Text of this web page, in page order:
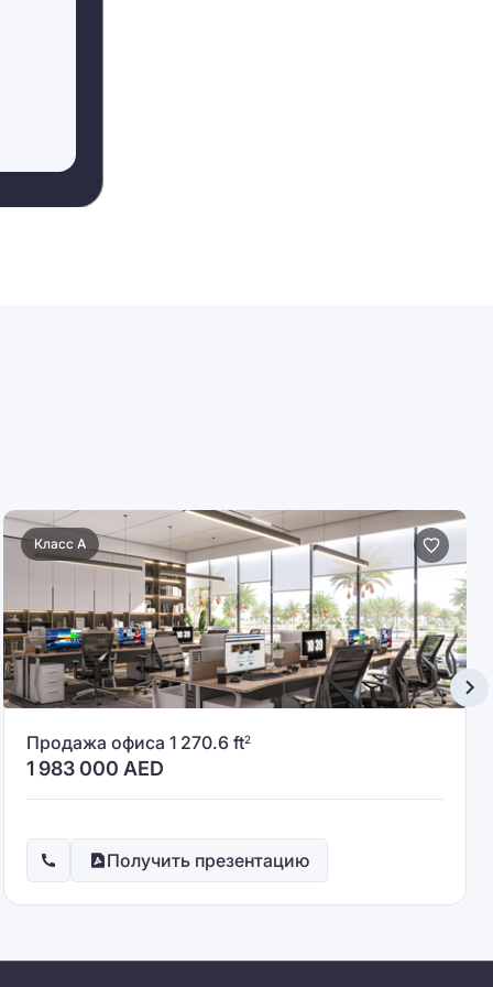
Класс A
Продажа офиса 1 270.6 ft2
1 983 000 AED
Получить презентацию